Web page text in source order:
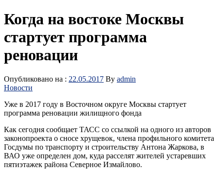
Когда на востоке Москвы
стартует программа
реновации
Опубликовано на : 22.05.2017 By admin
Новости
Уже в 2017 году в Восточном округе Москвы стартует
программа реновации жилищного фонда
Как сегодня сообщает ТАСС со ссылкой на одного из авторов
законопроекта о сносе хрущевок, члена профильного комитета
Госдумы по транспорту и строительству Антона Жаркова, в
ВАО уже определен дом, куда расселят жителей устаревших
пятиэтажек района Северное Измайлово.